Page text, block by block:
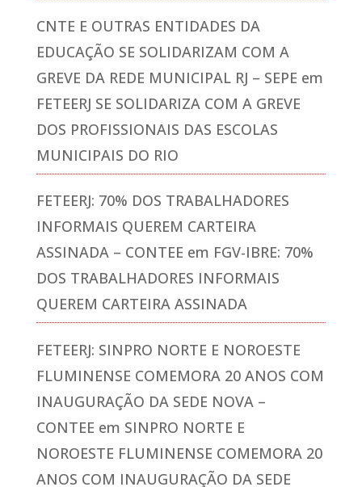
CNTE E OUTRAS ENTIDADES DA
EDUCAÇÃO SE SOLIDARIZAM COM A
GREVE DA REDE MUNICIPAL RJ – SEPE em
FETEERJ SE SOLIDARIZA COM A GREVE
DOS PROFISSIONAIS DAS ESCOLAS
MUNICIPAIS DO RIO
FETEERJ: 70% DOS TRABALHADORES
INFORMAIS QUEREM CARTEIRA
ASSINADA – CONTEE em FGV-IBRE: 70%
DOS TRABALHADORES INFORMAIS
QUEREM CARTEIRA ASSINADA
FETEERJ: SINPRO NORTE E NOROESTE
FLUMINENSE COMEMORA 20 ANOS COM
INAUGURAÇÃO DA SEDE NOVA –
CONTEE em SINPRO NORTE E
NOROESTE FLUMINENSE COMEMORA 20
ANOS COM INAUGURAÇÃO DA SEDE